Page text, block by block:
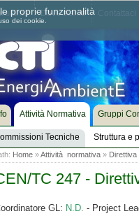
siamo Dove siamo
Attività Normativa
Tecniche Struttura e
Gruppi
Home»Attività normativa» Direttiva
TC 247 -
GL: N.D. - Project
proprie funzionalità
dei cookie.